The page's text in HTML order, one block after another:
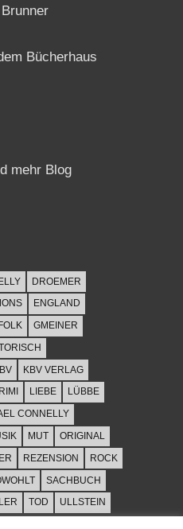
Bücherhaus
mehr Blog
DROEMER
ENGLAND
FOLK
GMEINER
KBV VERLAG
LIEBE
LÜBBE
CONNELLY
MUT
ORIGINAL
REZENSION
ROCK
SACHBUCH
TOD
ULLSTEIN